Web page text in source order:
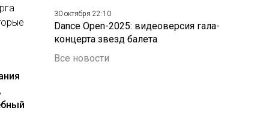
30 октября 22:10
Dance Open-2025: видеоверсия гала-
концерта звезд балета
Все новости